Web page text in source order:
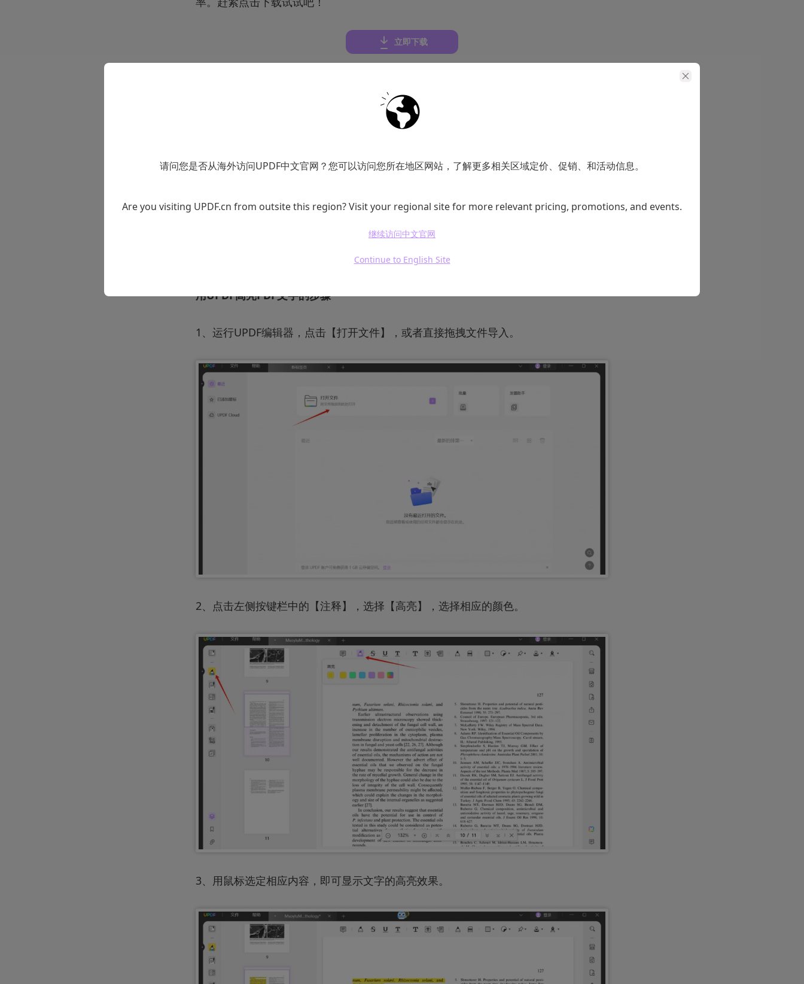
请问您是否从海外访问UPDF中文官网？您可以访问您所在地区网站，了解更多相关区域定价、促销、和活动信息。
Are you visiting UPDF.cn from outsite this region? Visit your regional site for more relevant pricing, promotions, and events.
继续访问中文官网
Continue to English Site
立即下载
功能优势上，提供强大的PDF编辑和阅读功能，包括文本编辑、注释、标记。支持将
PDF转换为多种格式，可添加密码和水印。快速实现智能浏览，并自动对文档进行总
价格优势上，灵活的设定价格套餐，最便宜的套餐一年仅需要128元，日均费用不到一
能满足用户的一些基础操作诉求。
操作体验优势上，采用简约设计风格，功能按钮排列合理，操作路径精简易上手。安装
包轻巧不占空间。运行顺畅无压力。
用UPDF高亮PDF文字的步骤
1、运行UPDF编辑器，点击【打开文件】，或者直接拖拽文件导入。
2、点击左侧按键栏中的【注释】，选择【高亮】，选择相应的颜色。
3、用鼠标选定相应内容，即可显示文字的高亮效果。